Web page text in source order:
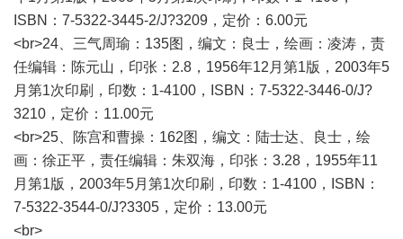
ISBN：7-5322-3445-2/J?3209，定价：6.00元
<br>24、三气周瑜：135图，编文：良士，绘画：凌涛，责
任编辑：陈元山，印张：2.8，1956年12月第1版，2003年5
月第1次印刷，印数：1-4100，ISBN：7-5322-3446-0/J?
3210，定价：11.00元
<br>25、陈宫和曹操：162图，编文：陆士达、良士，绘
画：徐正平，责任编辑：朱双海，印张：3.28，1955年11
月第1版，2003年5月第1次印刷，印数：1-4100，ISBN：
7-5322-3544-0/J?3305，定价：13.00元
<br>